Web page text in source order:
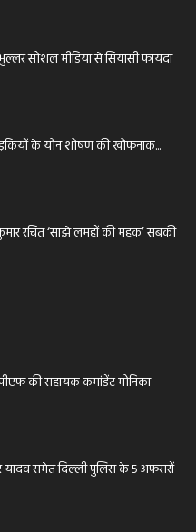
सोशल मीडिया से सियासी फायदा
के यौन शोषण की खौफनाक...
रचित ‘साझे लमहों की महक’ सबकी
की सहायक कमांडेंट मोनिका
यादव समेत दिल्ली पुलिस के 5 अफसरों